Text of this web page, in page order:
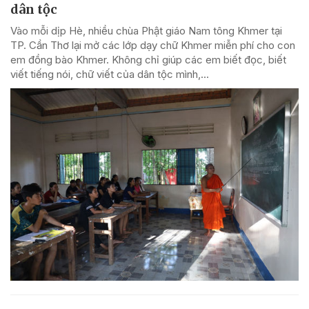
dân tộc
Vào mỗi dịp Hè, nhiều chùa Phật giáo Nam tông Khmer tại
TP. Cần Thơ lại mở các lớp dạy chữ Khmer miễn phí cho con
em đồng bào Khmer. Không chỉ giúp các em biết đọc, biết
viết tiếng nói, chữ viết của dân tộc mình,...